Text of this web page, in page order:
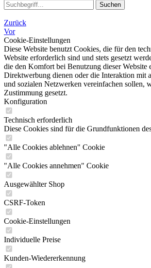
Suchen
Zurück
Vor
Cookie-Einstellungen
Diese Website benutzt Cookies, die für den
Website erforderlich sind und stets gesetzt
die den Komfort bei Benutzung dieser Website
Direktwerbung dienen oder die Interaktion mit
und sozialen Netzwerken vereinfachen sollen,
Zustimmung gesetzt.
Konfiguration
Technisch erforderlich
Diese Cookies sind für die Grundfunktionen
"Alle Cookies ablehnen" Cookie
"Alle Cookies annehmen" Cookie
Ausgewählter Shop
CSRF-Token
Cookie-Einstellungen
Individuelle Preise
Kunden-Wiedererkennung